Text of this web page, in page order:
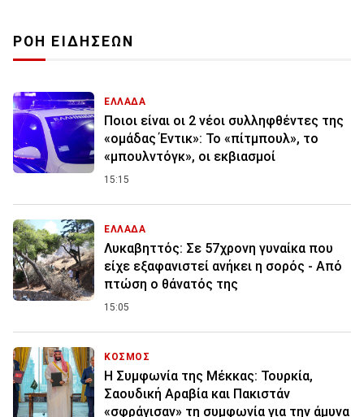
ΡΟΗ ΕΙΔΗΣΕΩΝ
ΕΛΛΑΔΑ
Ποιοι είναι οι 2 νέοι συλληφθέντες της
«ομάδας Έντικ»: Το «πίτμπουλ», το
«μπουλντόγκ», οι εκβιασμοί
15:15
ΕΛΛΑΔΑ
Λυκαβηττός: Σε 57χρονη γυναίκα που
είχε εξαφανιστεί ανήκει η σορός - Από
πτώση ο θάνατός της
15:05
ΚΟΣΜΟΣ
Η Συμφωνία της Μέκκας: Τουρκία,
Σαουδική Αραβία και Πακιστάν
«σφράγισαν» τη συμφωνία για την άμυνα